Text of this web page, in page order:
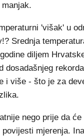
'višak' u
Srednja
diljem
dosadašnjeg
i više - što je za
nego prije da će
povijesti mjerenja.